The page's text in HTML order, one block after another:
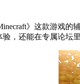
》这款游戏的
，还能在专属论坛